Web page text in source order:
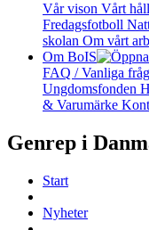
Vår vison Vårt
Fredagsfotboll
skolan Om vårt
Om BoIS
FAQ / Vanliga
Ungdomsfonden
& Varumärke
Genrep i
Start
Nyheter